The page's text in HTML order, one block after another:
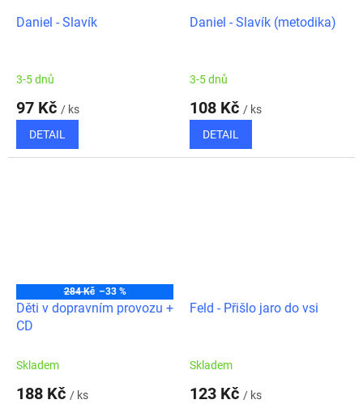
Daniel - Slavík
3-5 dnů
97 Kč / ks
DETAIL
Daniel - Slavík (metodika)
3-5 dnů
108 Kč / ks
DETAIL
284 Kč –33 %
Děti v dopravním provozu +
CD
Skladem
188 Kč / ks
Feld - Přišlo jaro do vsi
Skladem
123 Kč / ks